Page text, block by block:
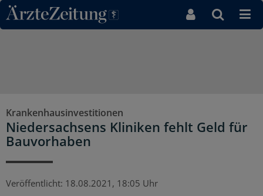
Direkt zum Inhaltsbereich
Krankenhausinvestitionen
Niedersachsens Kliniken fehlt Geld für
Bauvorhaben
Veröffentlicht: 18.08.2021, 18:05 Uhr